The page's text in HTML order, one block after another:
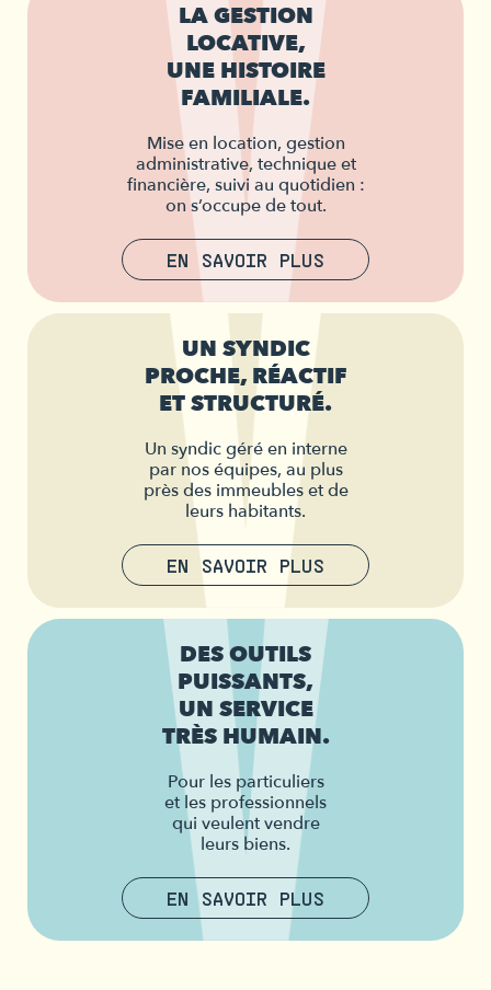
LA GESTION
LOCATIVE,
UNE HISTOIRE
FAMILIALE.
Mise en location, gestion
administrative, technique et
financière, suivi au quotidien :
on s’occupe de tout.
EN SAVOIR PLUS
UN SYNDIC
PROCHE, RÉACTIF
ET STRUCTURÉ.
Un syndic géré en interne
par nos équipes, au plus
près des immeubles et de
leurs habitants.
EN SAVOIR PLUS
DES OUTILS
PUISSANTS,
UN SERVICE
TRÈS HUMAIN.
Pour les particuliers
et les professionnels
qui veulent vendre
leurs biens.
EN SAVOIR PLUS